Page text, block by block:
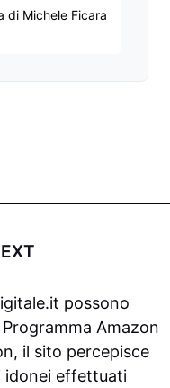
di Michele Ficara
possono
Amazon
il sito percepisce
idonei effettuati